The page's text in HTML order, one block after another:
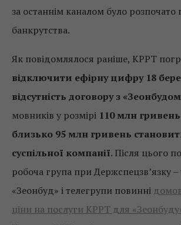
за останнім каналом було
банкрутства.
Як повідомлялося раніше, КРРТ
відключити ефірну цифру 18
відсутність договору з
мовників у розмірі 110 млн
близько 95 млн гривень
суспільної компанії. Після цього
робоча група при Держспецзв’язку
«Зеонбуд» і телегрупи повинні
ціни на послуги КРРТ для